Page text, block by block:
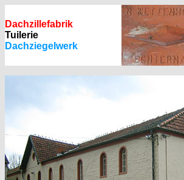
Dachzillefabrik
Tuilerie
Dachziegelwerk